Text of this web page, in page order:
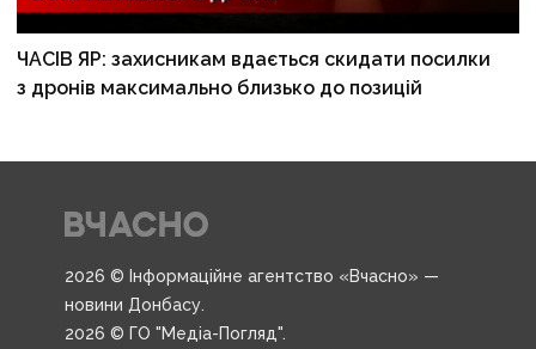
ЧАСІВ ЯР: захисникам вдається скидати посилки
з дронів максимально близько до позицій
2026 © Інформаційне агентство «Вчасно» —
новини Донбасу.
2026 © ГО "Медіа-Погляд".